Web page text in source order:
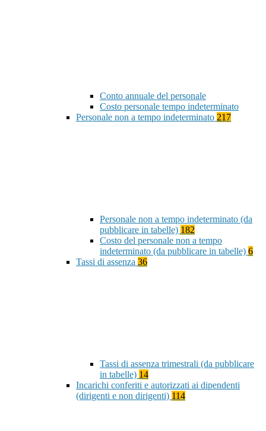
Conto annuale del personale
Costo personale tempo indeterminato
Personale non a tempo indeterminato 217
Personale non a tempo indeterminato (da
pubblicare in tabelle) 182
Costo del personale non a tempo
indeterminato (da pubblicare in tabelle) 6
Tassi di assenza 36
Tassi di assenza trimestrali (da pubblicare
in tabelle) 14
Incarichi conferiti e autorizzati ai dipendenti
(dirigenti e non dirigenti) 114